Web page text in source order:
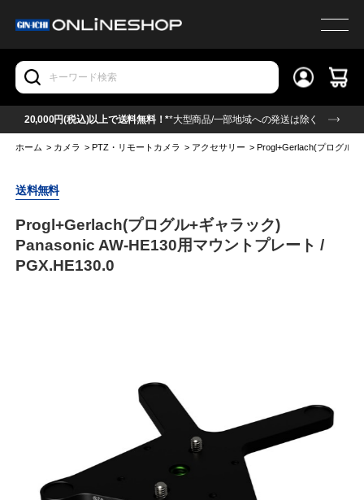
20,000円(税込)以上で送料無料！**大型商品/一部地域への発送は除く
ホーム > カメラ >PTZ・リモートカメラ > アクセサリー >Progl+Gerlach(プログル+
送料無料
Progl+Gerlach(プログル+ギャラック)
Panasonic AW-HE130用マウントプレート /
PGX.HE130.0